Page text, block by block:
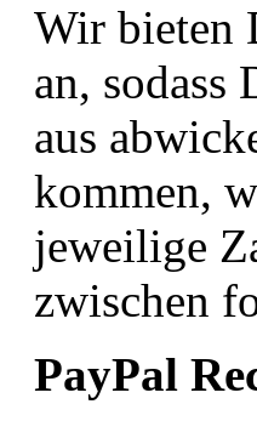
Wir bieten
an, sodass
aus
kommen,
jeweilige
zwischen
PayPal